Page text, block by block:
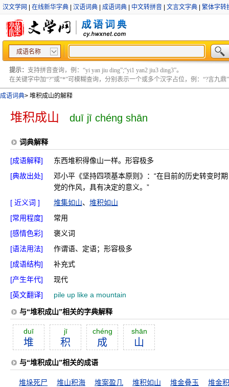
汉文学网 在线新华字典 汉语词典 成语词典 中文转拼音 文言文字典 繁体字转
成语名称
提示： 支持拼音查询，例：“yi yan jiu ding”;“yi1 yan2 jiu3 ding3”。
在关键字中加“?”或“*”可模糊查询，分别表示一个或多个汉字占位，例：“?言九鼎”
成语词典> 堆积成山的解释
堆积成山 duī jī chéng shān
词典解释
[成语解释]
东西堆积得像山一样。形容极多
[典故出处]
邓小平《坚持四项基本原则》：“在目前的历史转变时
党的作风，具有决定的意义。”
[ 近义词 ]
堆集如山、 堆积如山
[常用程度]
常用
[感情色彩]
褒义词
[语法用法]
作谓语、定语；形容极多
[成语结构]
补充式
[产生年代]
现代
[英文翻译]
pile up like a mountain
与“堆积成山”相关的字典解释
duī
堆
jī
积
chéng
成
shān
山
与“堆积成山”相关的成语
堆垛死尸 堆山积海 堆案盈几 堆积如山 堆金叠玉
堆金